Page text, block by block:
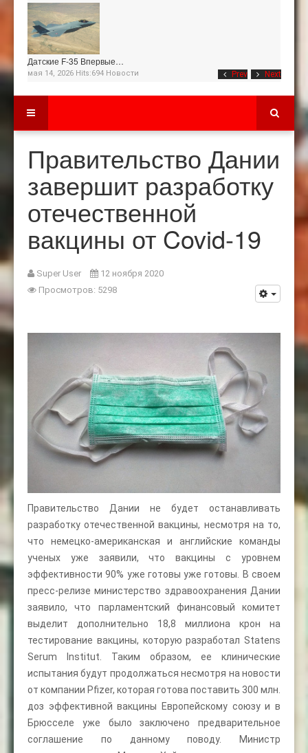
Prev Next
Датские F-35 Впервые…
мая 14, 2026 Hits:694 Новости
Правительство Дании
завершит разработку
отечественной
вакцины от Covid-19
Super User
12 ноября 2020
Просмотров: 5298
Правительство Дании не будет останавливать
разработку отечественной вакцины, несмотря на то,
что немецко-американская и английские команды
ученых уже заявили, что вакцины с уровнем
эффективности 90% уже готовы уже готовы. В своем
пресс-релизе министерство здравоохранения Дании
заявило, что парламентский финансовый комитет
выделит дополнительно 18,8 миллиона крон на
тестирование вакцины, которую разработал Statens
Serum Institut. Таким образом, ее клинические
испытания будут продолжаться несмотря на новости
от компании Pfizer, которая готова поставить 300 млн.
доз эффективной вакцины Европейскому союзу и в
Брюсселе уже было заключено предварительное
соглашение по данному поводу. Министр